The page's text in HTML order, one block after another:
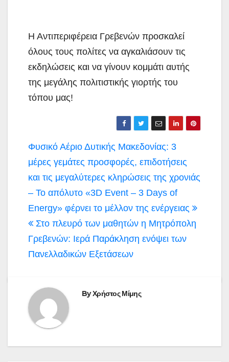
Η Αντιπεριφέρεια Γρεβενών προσκαλεί
όλους τους πολίτες να αγκαλιάσουν τις
εκδηλώσεις και να γίνουν κομμάτι αυτής
της μεγάλης πολιτιστικής γιορτής του
τόπου μας!
Πλοήγηση
άρθρων
Φυσικό Αέριο Δυτικής Μακεδονίας: 3
μέρες γεμάτες προσφορές, επιδοτήσεις
και τις μεγαλύτερες κληρώσεις της χρονιάς
– Το απόλυτο «3D Event – 3 Days of
Energy» φέρνει το μέλλον της ενέργειας
Στο πλευρό των μαθητών η Μητρόπολη
Γρεβενών: Ιερά Παράκληση ενόψει των
Πανελλαδικών Εξετάσεων
ByΧρήστος Μίμης